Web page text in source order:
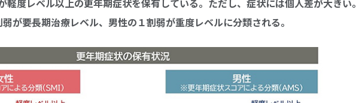
軽度レベル以上の更年期症状を保有している。ただし、症状には個人差が大きい。
が要長期治療レベル、男性の１割弱が重度レベルに分類される。